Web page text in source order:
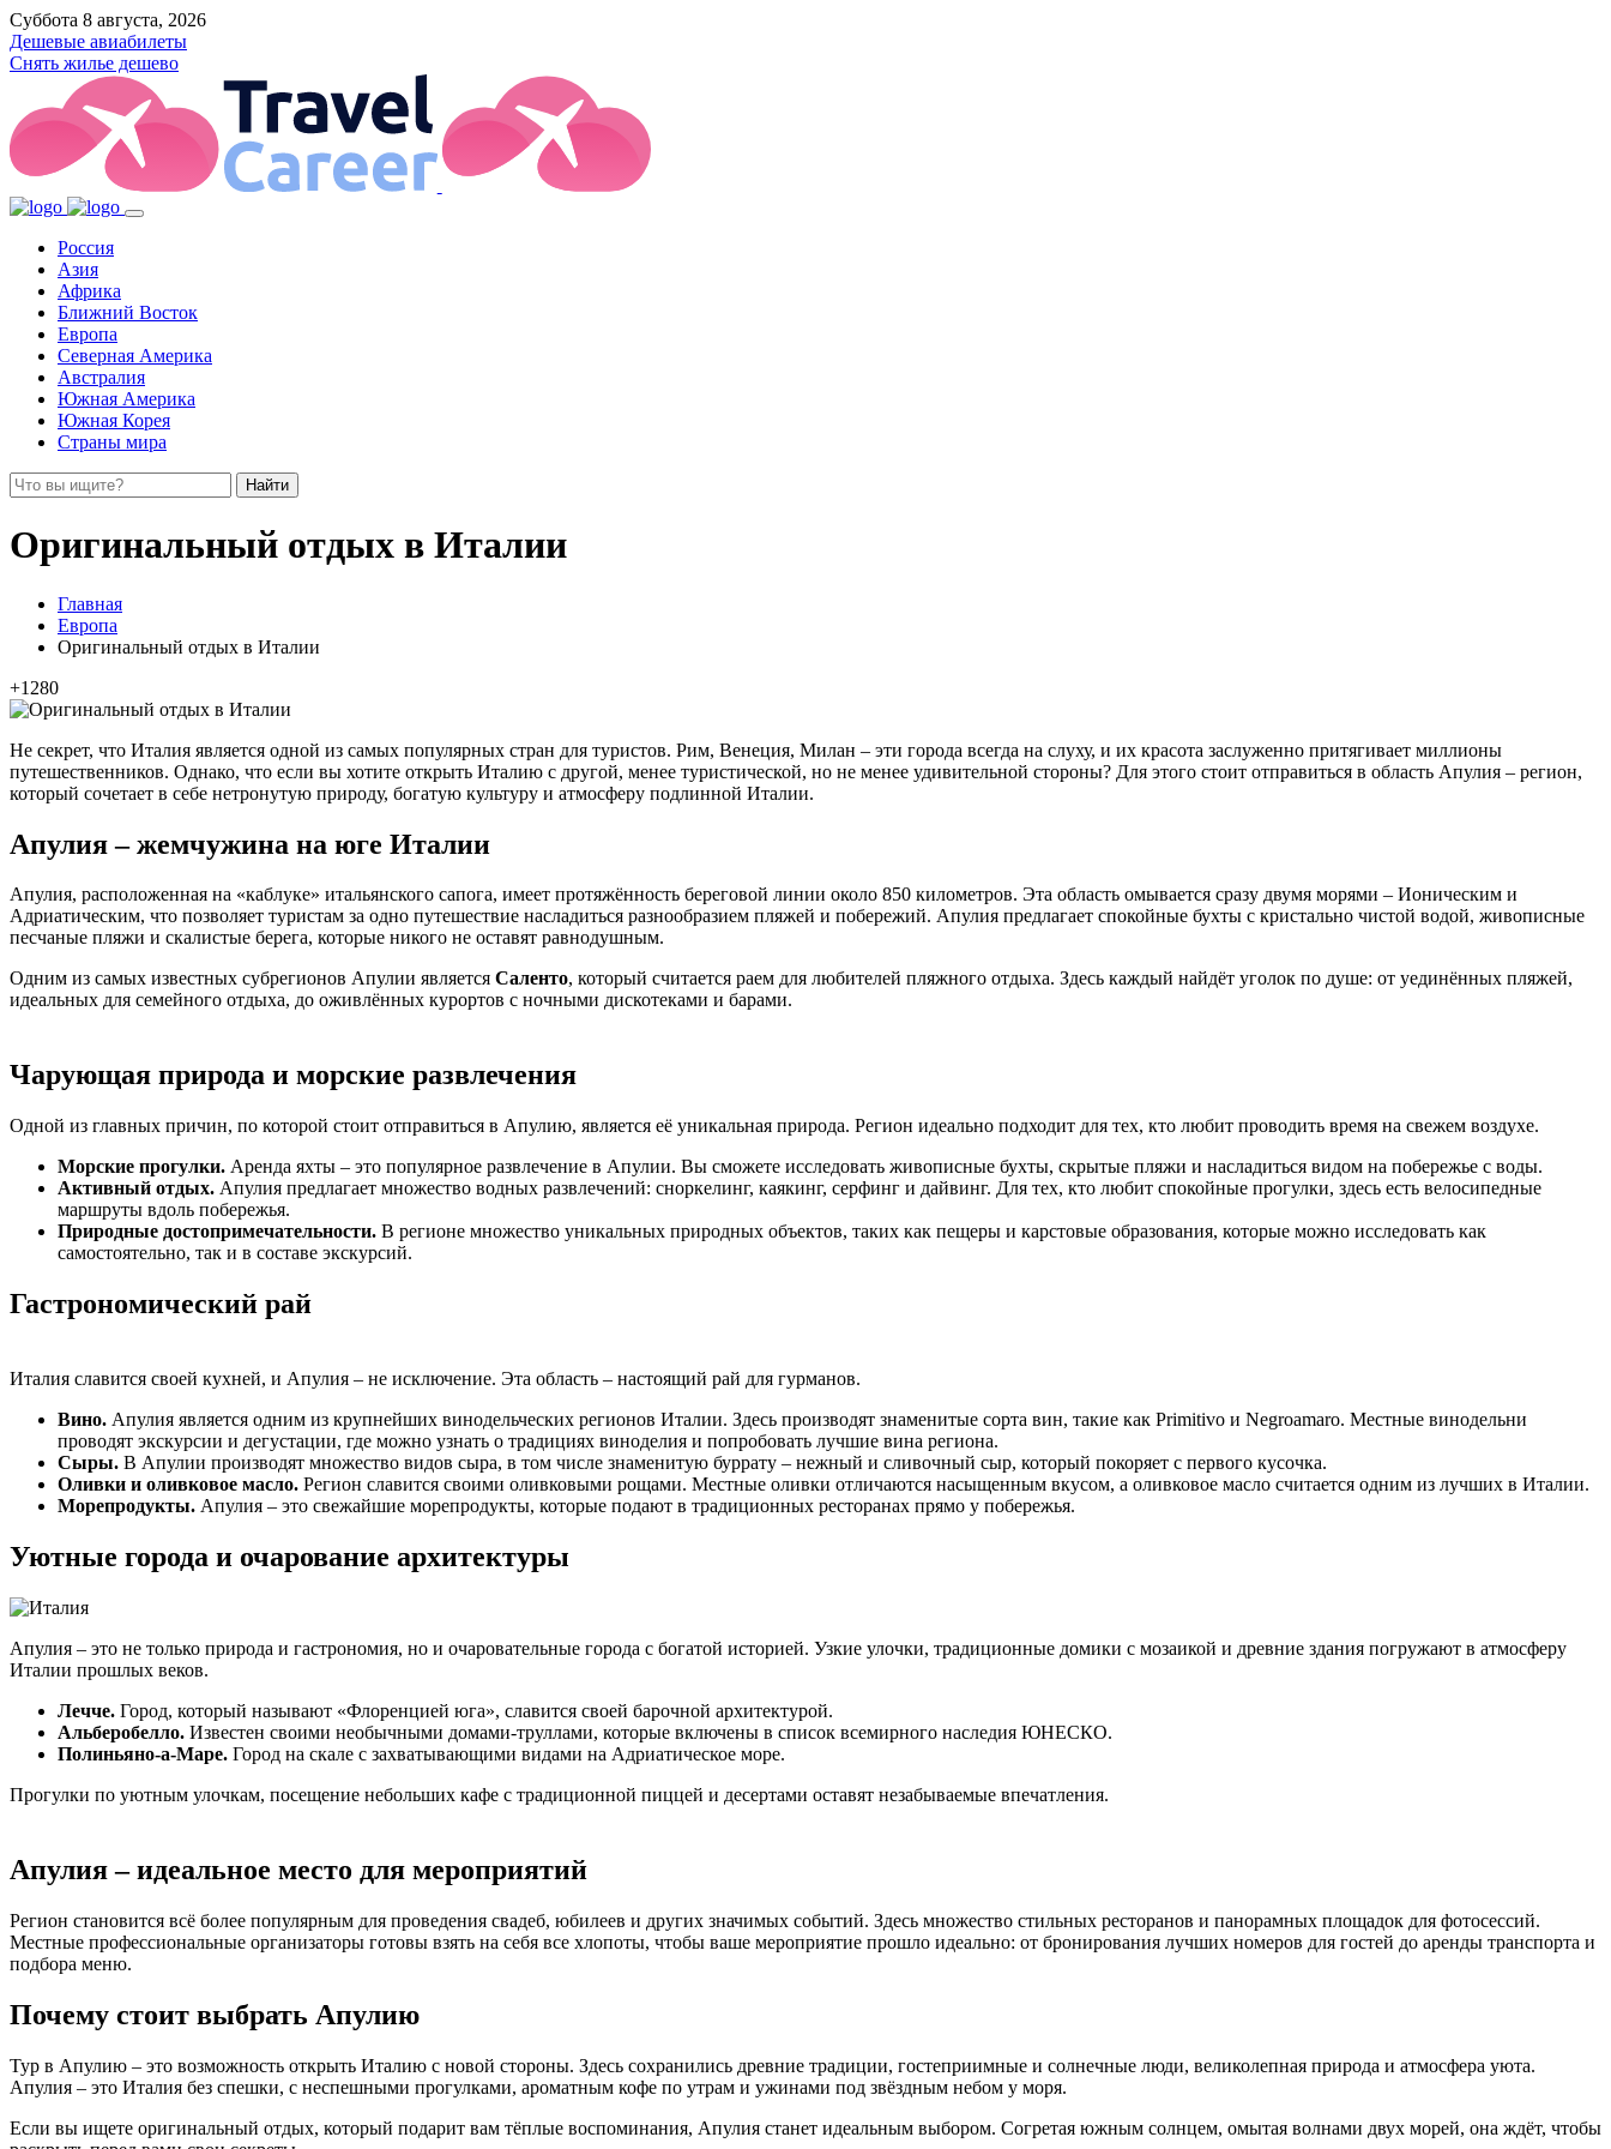
Суббота 8 августа, 2026
Дешевые авиабилеты
Снять жилье дешево
Россия
Азия
Африка
Ближний Восток
Европа
Северная Америка
Австралия
Южная Америка
Южная Корея
Страны мира
Найти
Оригинальный отдых в Италии
Главная
Европа
Оригинальный отдых в Италии
+1280
Не секрет, что Италия является одной из самых популярных стран для туристов. Рим, Венеция, Милан – эти города всегда на слуху, и их красота заслуженно притягивает миллионы
путешественников. Однако, что если вы хотите открыть Италию с другой, менее туристической, но не менее удивительной стороны? Для этого стоит отправиться в область Апулия – регион,
который сочетает в себе нетронутую природу, богатую культуру и атмосферу подлинной Италии.
Апулия – жемчужина на юге Италии
Апулия, расположенная на «каблуке» итальянского сапога, имеет протяжённость береговой линии около 850 километров. Эта область омывается сразу двумя морями – Ионическим и
Адриатическим, что позволяет туристам за одно путешествие насладиться разнообразием пляжей и побережий. Апулия предлагает спокойные бухты с кристально чистой водой, живописные
песчаные пляжи и скалистые берега, которые никого не оставят равнодушным.
Одним из самых известных субрегионов Апулии является Саленто, который считается раем для любителей пляжного отдыха. Здесь каждый найдёт уголок по душе: от уединённых пляжей,
идеальных для семейного отдыха, до оживлённых курортов с ночными дискотеками и барами.
Чарующая природа и морские развлечения
Одной из главных причин, по которой стоит отправиться в Апулию, является её уникальная природа. Регион идеально подходит для тех, кто любит проводить время на свежем воздухе.
Морские прогулки. Аренда яхты – это популярное развлечение в Апулии. Вы сможете исследовать живописные бухты, скрытые пляжи и насладиться видом на побережье с воды.
Активный отдых. Апулия предлагает множество водных развлечений: сноркелинг, каякинг, серфинг и дайвинг. Для тех, кто любит спокойные прогулки, здесь есть велосипедные
маршруты вдоль побережья.
Природные достопримечательности. В регионе множество уникальных природных объектов, таких как пещеры и карстовые образования, которые можно исследовать как
самостоятельно, так и в составе экскурсий.
Гастрономический рай
Италия славится своей кухней, и Апулия – не исключение. Эта область – настоящий рай для гурманов.
Вино. Апулия является одним из крупнейших винодельческих регионов Италии. Здесь производят знаменитые сорта вин, такие как Primitivo и Negroamaro. Местные винодельни
проводят экскурсии и дегустации, где можно узнать о традициях виноделия и попробовать лучшие вина региона.
Сыры. В Апулии производят множество видов сыра, в том числе знаменитую буррату – нежный и сливочный сыр, который покоряет с первого кусочка.
Оливки и оливковое масло. Регион славится своими оливковыми рощами. Местные оливки отличаются насыщенным вкусом, а оливковое масло считается одним из лучших в Италии.
Морепродукты. Апулия – это свежайшие морепродукты, которые подают в традиционных ресторанах прямо у побережья.
Уютные города и очарование архитектуры
Апулия – это не только природа и гастрономия, но и очаровательные города с богатой историей. Узкие улочки, традиционные домики с мозаикой и древние здания погружают в атмосферу
Италии прошлых веков.
Лечче. Город, который называют «Флоренцией юга», славится своей барочной архитектурой.
Альберобелло. Известен своими необычными домами-труллами, которые включены в список всемирного наследия ЮНЕСКО.
Полиньяно-а-Маре. Город на скале с захватывающими видами на Адриатическое море.
Прогулки по уютным улочкам, посещение небольших кафе с традиционной пиццей и десертами оставят незабываемые впечатления.
Апулия – идеальное место для мероприятий
Регион становится всё более популярным для проведения свадеб, юбилеев и других значимых событий. Здесь множество стильных ресторанов и панорамных площадок для фотосессий.
Местные профессиональные организаторы готовы взять на себя все хлопоты, чтобы ваше мероприятие прошло идеально: от бронирования лучших номеров для гостей до аренды транспорта и
подбора меню.
Почему стоит выбрать Апулию
Тур в Апулию – это возможность открыть Италию с новой стороны. Здесь сохранились древние традиции, гостеприимные и солнечные люди, великолепная природа и атмосфера уюта.
Апулия – это Италия без спешки, с неспешными прогулками, ароматным кофе по утрам и ужинами под звёздным небом у моря.
Если вы ищете оригинальный отдых, который подарит вам тёплые воспоминания, Апулия станет идеальным выбором. Согретая южным солнцем, омытая волнами двух морей, она ждёт, чтобы